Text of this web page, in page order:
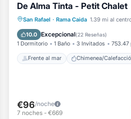
De Alma Tinta - Petit Chalet
San Rafael · Rama Caida 1.39 mi al
10.0 Excepcional(22 Reseñas)
1 Dormitorio 1 Baño 3 Invitados 753.47
Frente al mar Chimenea/
Frente al mar
Chimenea/
Piscina
Vista al mar
€96/noche
7 noches - €669